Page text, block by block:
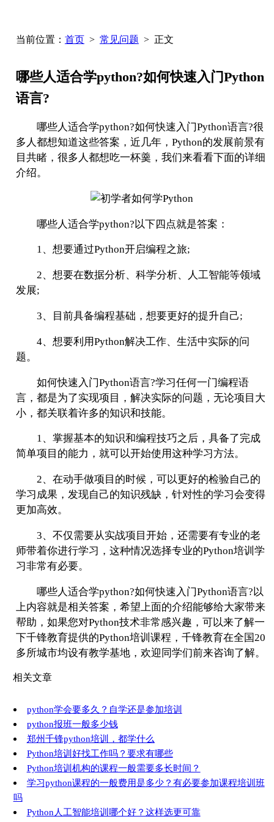
当前位置： 首页> 常见问题 > 正文
哪些人适合学python?如何快速入门Python
语言?
哪些人适合学python?如何快速入门Python语言?很
多人都想知道这些答案，近几年，Python的发展前景有
目共睹，很多人都想吃一杯羹，我们来看看下面的详细
介绍。
哪些人适合学python?以下四点就是答案：
1、想要通过Python开启编程之旅;
2、想要在数据分析、科学分析、人工智能等领域
发展;
3、目前具备编程基础，想要更好的提升自己;
4、想要利用Python解决工作、生活中实际的问
题。
如何快速入门Python语言?学习任何一门编程语
言，都是为了实现项目，解决实际的问题，无论项目大
小，都关联着许多的知识和技能。
1、掌握基本的知识和编程技巧之后，具备了完成
简单项目的能力，就可以开始使用这种学习方法。
2、在动手做项目的时候，可以更好的检验自己的
学习成果，发现自己的知识残缺，针对性的学习会变得
更加高效。
3、不仅需要从实战项目开始，还需要有专业的老
师带着你进行学习，这种情况选择专业的Python培训学
习非常有必要。
哪些人适合学python?如何快速入门Python语言?以
上内容就是相关答案，希望上面的介绍能够给大家带来
帮助，如果您对Python技术非常感兴趣，可以来了解一
下千锋教育提供的Python培训课程，千锋教育在全国20
多所城市均设有教学基地，欢迎同学们前来咨询了解。
相关文章
python学会要多久？自学还是参加培训
python报班一般多少钱
郑州千锋python培训，都学什么
Python培训好找工作吗？要求有哪些
Python培训机构的课程一般需要多长时间？
学习python课程的一般费用是多少？有必要参加课程培训班
吗
Python人工智能培训哪个好？这样选更可靠